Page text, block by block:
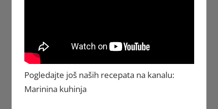
Pogledajte još naših recepata na kanalu:
Marinina kuhinja